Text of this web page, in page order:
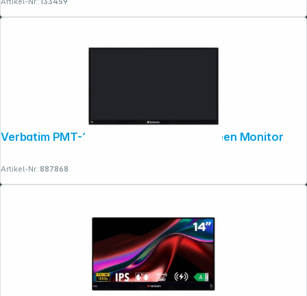
Verbatim PMT-15 4K Portable Touchscreen Monitor
Artikel-Nr.:887868